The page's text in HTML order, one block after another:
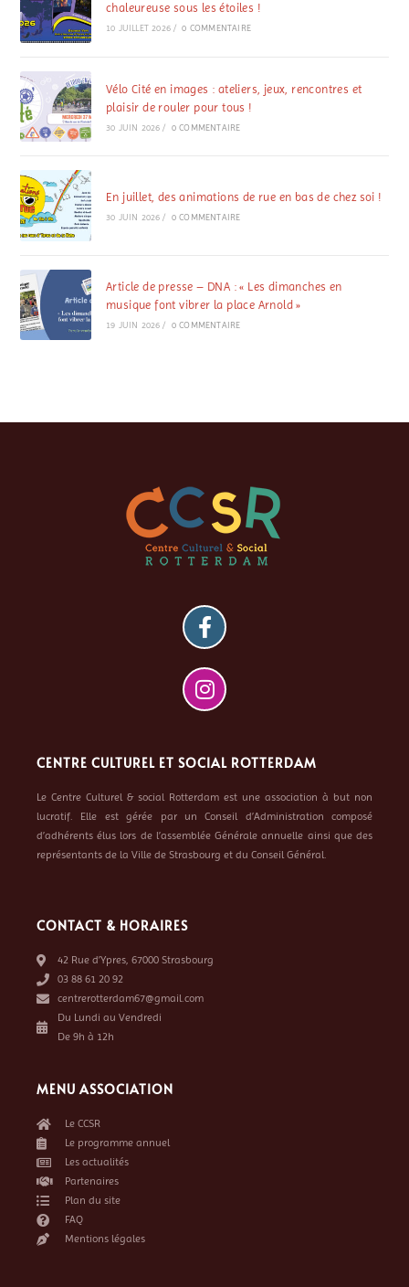
chaleureuse sous les étoiles !
10 JUILLET 2026 / 0 COMMENTAIRE
Vélo Cité en images : ateliers, jeux, rencontres et
plaisir de rouler pour tous !
30 JUIN 2026 / 0 COMMENTAIRE
En juillet, des animations de rue en bas de chez soi !
30 JUIN 2026 / 0 COMMENTAIRE
Article de presse – DNA : « Les dimanches en
musique font vibrer la place Arnold »
19 JUIN 2026 / 0 COMMENTAIRE
CENTRE CULTUREL ET SOCIAL ROTTERDAM
Le Centre Culturel & social Rotterdam est une association à but non
lucratif. Elle est gérée par un Conseil d’Administration composé
d’adhérents élus lors de l’assemblée Générale annuelle ainsi que des
représentants de la Ville de Strasbourg et du Conseil Général.
CONTACT & HORAIRES
42 Rue d’Ypres, 67000 Strasbourg
03 88 61 20 92
centrerotterdam67@gmail.com
Du Lundi au Vendredi
De 9h à 12h
MENU ASSOCIATION
Le CCSR
Le programme annuel
Les actualités
Partenaires
Plan du site
FAQ
Mentions légales